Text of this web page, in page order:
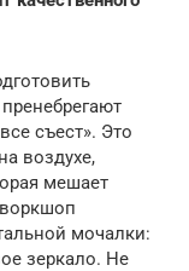
съест». Это
воздухе,
мешает
мочалки:
зеркало. Не